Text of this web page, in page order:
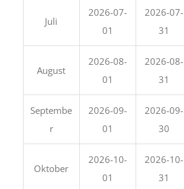
Juli
2026-07-
01
2026-07-
31
August
2026-08-
01
2026-08-
31
Septembe
r
2026-09-
01
2026-09-
30
Oktober
2026-10-
01
2026-10-
31